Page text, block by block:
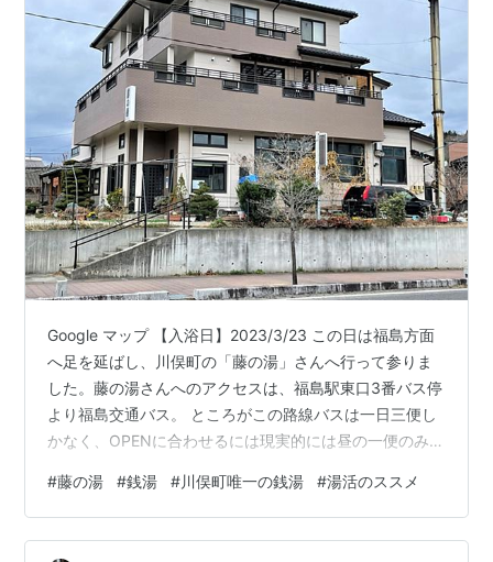
Google マップ 【入浴日】2023/3/23 この日は福島方面
へ足を延ばし、川俣町の「藤の湯」さんへ行って参りま
した。藤の湯さんへのアクセスは、福島駅東口3番バス停
より福島交通バス。 ところがこの路線バスは一日三便し
かなく、OPENに合わせるには現実的には昼の一便のみ。
日の内に都内には帰れないという正に陸の孤島！ バスは
福島の長閑な田園風景の中を進みますが、途中小島中島
というバス停が・・・ 何だか、「児島だよッ！」って、
#藤の湯 #銭湯 #川俣町唯一の銭湯 #湯活のススメ